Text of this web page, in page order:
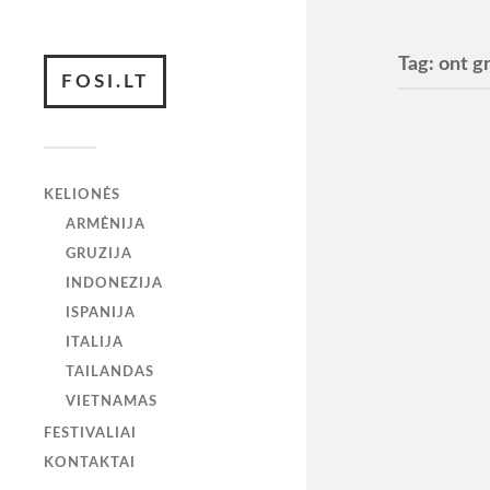
FOSI.LT
KELIONĖS
ARMĖNIJA
GRUZIJA
INDONEZIJA
ISPANIJA
ITALIJA
TAILANDAS
VIETNAMAS
FESTIVALIAI
KONTAKTAI
Tag:ont